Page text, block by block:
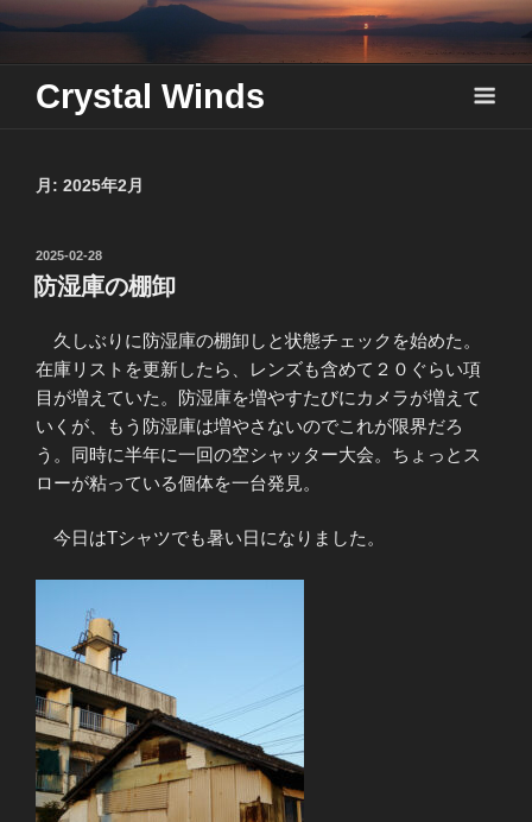
Skip
content
Crystal Winds
月: 2025年2月
投
稿
日:
2025-02-28
防湿庫の棚卸
久しぶりに防湿庫の棚卸しと状態チェックを始めた。
在庫リストを更新したら、レンズも含めて２０ぐらい項
目が増えていた。防湿庫を増やすたびにカメラが増えて
いくが、もう防湿庫は増やさないのでこれが限界だろ
う。同時に半年に一回の空シャッター大会。ちょっとス
ローが粘っている個体を一台発見。
今日はTシャツでも暑い日になりました。